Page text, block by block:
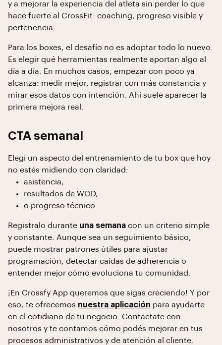
y a mejorar la experiencia del atleta sin perder lo que
hace fuerte al CrossFit: coaching, progreso visible y
pertenencia.
Para los boxes, el desafío no es adoptar todo lo nuevo.
Es elegir qué herramientas realmente aportan algo al
día a día. En muchos casos, empezar con poco ya
alcanza: medir mejor, registrar con más constancia y
mirar esos datos con intención. Ahí suele aparecer la
primera mejora real.
CTA semanal
Elegí un aspecto del entrenamiento de tu box que hoy
no estés midiendo con claridad:
asistencia,
resultados de WOD,
o progreso técnico.
Registralo durante una semana con un criterio simple
y constante. Aunque sea un seguimiento básico,
puede mostrar patrones útiles para ajustar
programación, detectar caídas de adherencia o
entender mejor cómo evoluciona tu comunidad.
¡En Crossfy App queremos que sigas creciendo! Y por
eso, te ofrecemos nuestra aplicación para ayudarte
en el cotidiano de tu negocio. Contactate con
nosotros y te contamos cómo podés mejorar en tus
procesos administrativos y de atención al cliente.